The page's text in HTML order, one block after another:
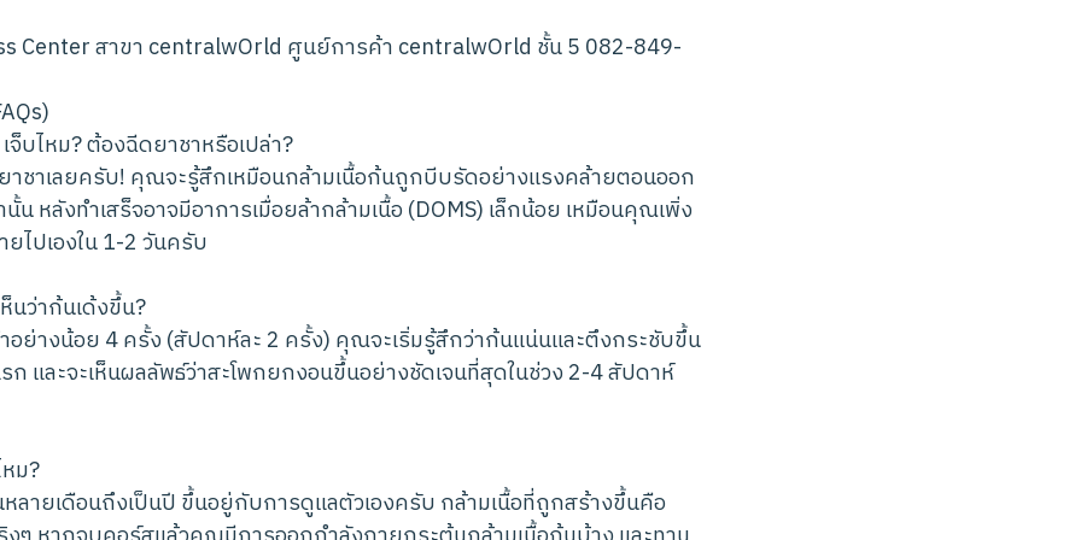
Center สาขา centralwOrld ศูนย์การค้า centralwOrld ชั้น 5 082-849-
บไหม? ต้องฉีดยาชาหรือเปล่า?
ยาชาเลยครับ! คุณจะรู้สึกเหมือนกล้ามเนื้อก้นถูกบีบรัดอย่างแรงคล้ายตอนออก
น หลังทำเสร็จอาจมีอาการเมื่อยล้ากล้ามเนื้อ (DOMS) เล็กน้อย เหมือนคุณเพิ่ง
ยไปเองใน 1-2 วันครับ
นว่าก้นเด้งขึ้น?
อย่างน้อย 4 ครั้ง (สัปดาห์ละ 2 ครั้ง) คุณจะเริ่มรู้สึกว่าก้นแน่นและตึงกระชับขึ้น
ก และจะเห็นผลลัพธ์ว่าสะโพกยกงอนขึ้นอย่างชัดเจนที่สุดในช่วง 2-4 สัปดาห์
ม?
ลายเดือนถึงเป็นปี ขึ้นอยู่กับการดูแลตัวเองครับ กล้ามเนื้อที่ถูกสร้างขึ้นคือ